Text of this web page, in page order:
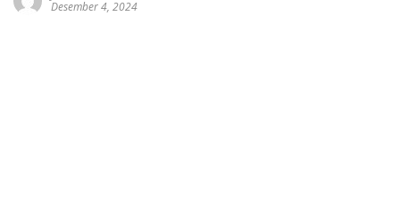
Desember 4, 2024